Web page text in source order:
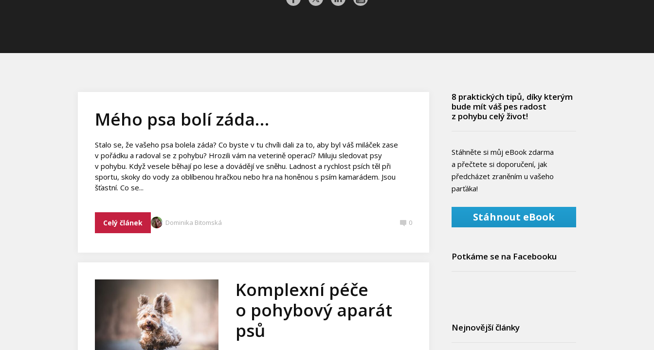
Mého psa bolí záda…
Stalo se, že vašeho psa bolela záda? Co byste v tu chvíli dali za to, aby byl váš miláček zase
v pořádku a radoval se z pohybu? Hrozili vám na veterině operací? Miluju sledovat psy
v pohybu. Když vesele běhají po lese a dovádějí ve sněhu. Ladnost a rychlost psích těl při
sportu, skoky do vody za oblíbenou hračkou nebo hra na honěnou s psím kamarádem. Jsou
šťastní. Co se...
Celý článek Dominika Bitomská 0
Komplexní péče
o pohybový aparát
psů
8 praktických tipů, díky kterým
bude mít váš pes radost
z pohybu celý život!
Stáhněte si můj eBook zdarma
a přečtete si doporučení, jak
předcházet zraněním u vašeho
parťáka!
Stáhnout eBook
Potkáme se na Facebooku
Nejnovější články